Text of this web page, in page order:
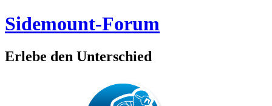
Sidemount-Forum
Erlebe den Unterschied